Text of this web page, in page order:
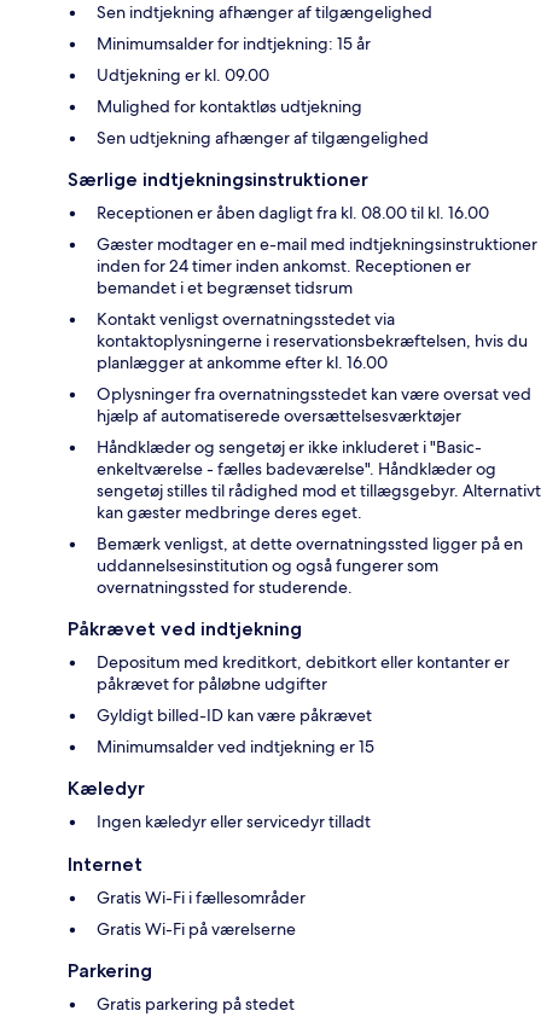
Sen indtjekning afhænger af tilgængelighed
Minimumsalder for indtjekning: 15 år
Udtjekning er kl. 09.00
Mulighed for kontaktløs udtjekning
Sen udtjekning afhænger af tilgængelighed
Særlige indtjekningsinstruktioner
Receptionen er åben dagligt fra kl. 08.00 til kl. 16.00
Gæster modtager en e-mail med indtjekningsinstruktioner
inden for 24 timer inden ankomst. Receptionen er
bemandet i et begrænset tidsrum
Kontakt venligst overnatningsstedet via
kontaktoplysningerne i reservationsbekræftelsen, hvis du
planlægger at ankomme efter kl. 16.00
Oplysninger fra overnatningsstedet kan være oversat ved
hjælp af automatiserede oversættelsesværktøjer
Håndklæder og sengetøj er ikke inkluderet i "Basic-
enkeltværelse - fælles badeværelse". Håndklæder og
sengetøj stilles til rådighed mod et tillægsgebyr. Alternativt
kan gæster medbringe deres eget.
Bemærk venligst, at dette overnatningssted ligger på en
uddannelsesinstitution og også fungerer som
overnatningssted for studerende.
Påkrævet ved indtjekning
Depositum med kreditkort, debitkort eller kontanter er
påkrævet for påløbne udgifter
Gyldigt billed-ID kan være påkrævet
Minimumsalder ved indtjekning er 15
Kæledyr
Ingen kæledyr eller servicedyr tilladt
Internet
Gratis Wi-Fi i fællesområder
Gratis Wi-Fi på værelserne
Parkering
Gratis parkering på stedet